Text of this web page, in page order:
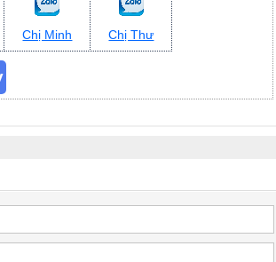
Chị Minh Chị Thư